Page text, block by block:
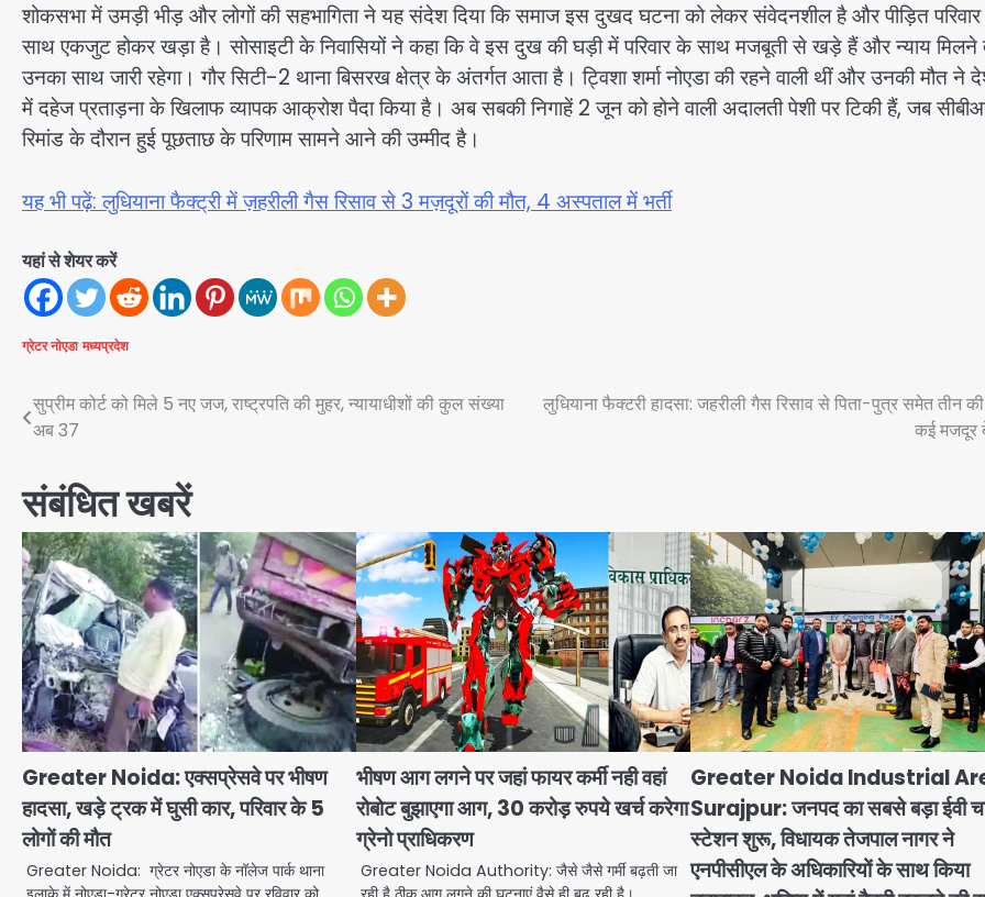
शोकसभा में उमड़ी भीड़ और लोगों की सहभागिता ने यह संदेश दिया कि समाज इस दुखद घटना को लेकर संवेदनशील है और पीड़ित
साथ एकजुट होकर खड़ा है। सोसाइटी के निवासियों ने कहा कि वे इस दुख की घड़ी में परिवार के साथ मजबूती से खड़े हैं और न्याय
उनका साथ जारी रहेगा। गौर सिटी-2 थाना बिसरख क्षेत्र के अंतर्गत आता है। ट्विशा शर्मा नोएडा की रहने वाली थीं और उनकी मौत ने
में दहेज प्रताड़ना के खिलाफ व्यापक आक्रोश पैदा किया है। अब सबकी निगाहें 2 जून को होने वाली अदालती पेशी पर टिकी हैं, जब
रिमांड के दौरान हुई पूछताछ के परिणाम सामने आने की उम्मीद है।
यह भी पढ़ें: लुधियाना फैक्ट्री में ज़हरीली गैस रिसाव से 3 मज़दूरों की मौत, 4 अस्पताल में भर्ती
यहां से शेयर करें
ग्रेटर नोएडा मध्यप्रदेश
Post
सुप्रीम कोर्ट को मिले 5 नए जज, राष्ट्रपति की मुहर, न्यायाधीशों की कुल संख्या
अब 37
लुधियाना फैक्टरी हादसा: जहरीली गैस रिसाव से पिता-पुत्र समेत तीन
कई मजदूर
संबंधित खबरें
Greater Noida: एक्सप्रेसवे पर भीषण
हादसा, खड़े ट्रक में घुसी कार, परिवार के 5
लोगों की मौत
Greater Noida: ग्रेटर नोएडा के नॉलेज पार्क थाना
भीषण आग लगने पर जहां फायर कर्मी नही वहां
रोबोट बुझाएगा आग, 30 करोड़ रुपये खर्च करेगा
ग्रेनो प्राधिकरण
Greater Noida Authority: जैसे जैसे गर्मी बढ़ती जा
Greater Noida Industrial
Surajpur: जनपद का सबसे बड़ा ईवी
स्टेशन शुरू, विधायक तेजपाल नागर ने
एनपीसीएल के अधिकारियों के साथ किया